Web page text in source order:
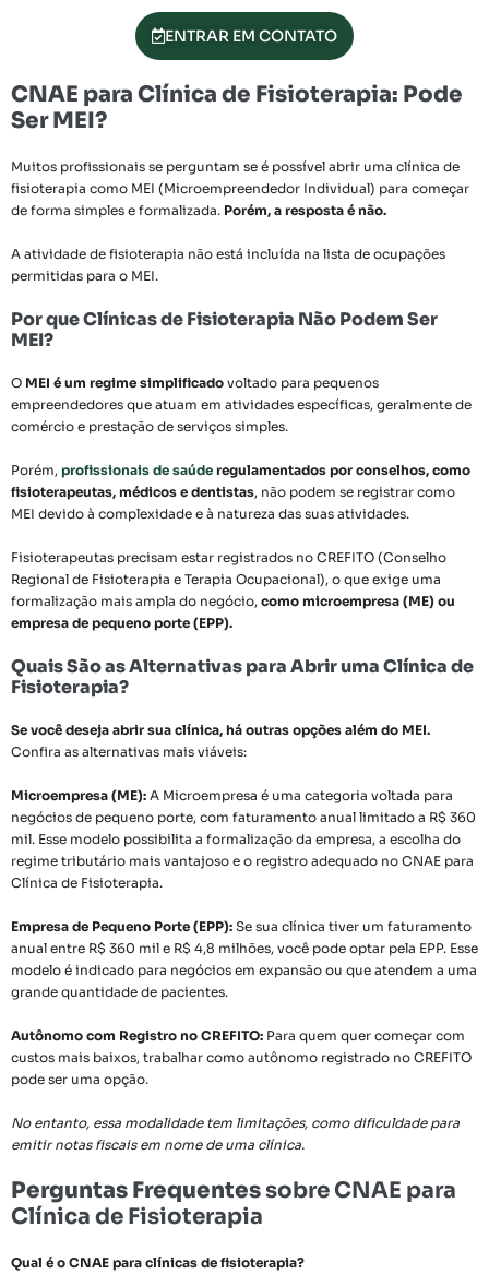
ENTRAR EM CONTATO
CNAE para Clínica de Fisioterapia: Pode
Ser MEI?
Muitos profissionais se perguntam se é possível abrir uma clínica de
fisioterapia como MEI (Microempreendedor Individual) para começar
de forma simples e formalizada. Porém, a resposta é não.
A atividade de fisioterapia não está incluída na lista de ocupações
permitidas para o MEI.
Por que Clínicas de Fisioterapia Não Podem Ser
MEI?
O MEI é um regime simplificado voltado para pequenos
empreendedores que atuam em atividades específicas, geralmente de
comércio e prestação de serviços simples.
Porém, profissionais de saúde regulamentados por conselhos, como
fisioterapeutas, médicos e dentistas, não podem se registrar como
MEI devido à complexidade e à natureza das suas atividades.
Fisioterapeutas precisam estar registrados no CREFITO (Conselho
Regional de Fisioterapia e Terapia Ocupacional), o que exige uma
formalização mais ampla do negócio, como microempresa (ME) ou
empresa de pequeno porte (EPP).
Quais São as Alternativas para Abrir uma Clínica de
Fisioterapia?
Se você deseja abrir sua clínica, há outras opções além do MEI.
Confira as alternativas mais viáveis:
Microempresa (ME): A Microempresa é uma categoria voltada para
negócios de pequeno porte, com faturamento anual limitado a R$ 360
mil. Esse modelo possibilita a formalização da empresa, a escolha do
regime tributário mais vantajoso e o registro adequado no CNAE para
Clínica de Fisioterapia.
Empresa de Pequeno Porte (EPP): Se sua clínica tiver um faturamento
anual entre R$ 360 mil e R$ 4,8 milhões, você pode optar pela EPP. Esse
modelo é indicado para negócios em expansão ou que atendem a uma
grande quantidade de pacientes.
Autônomo com Registro no CREFITO: Para quem quer começar com
custos mais baixos, trabalhar como autônomo registrado no CREFITO
pode ser uma opção.
No entanto, essa modalidade tem limitações, como dificuldade para
emitir notas fiscais em nome de uma clínica.
Perguntas Frequentessobre CNAE para
Clínica de Fisioterapia
Qual é o CNAE para clínicas de fisioterapia?